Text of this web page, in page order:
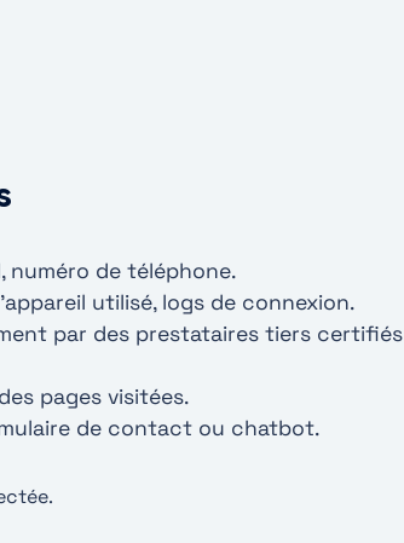
numéro de téléphone.
utilisé, logs de connexion.
par des prestataires tiers certifiés
pages visitées.
de contact ou chatbot.